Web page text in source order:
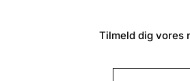
Tilmeld dig vores